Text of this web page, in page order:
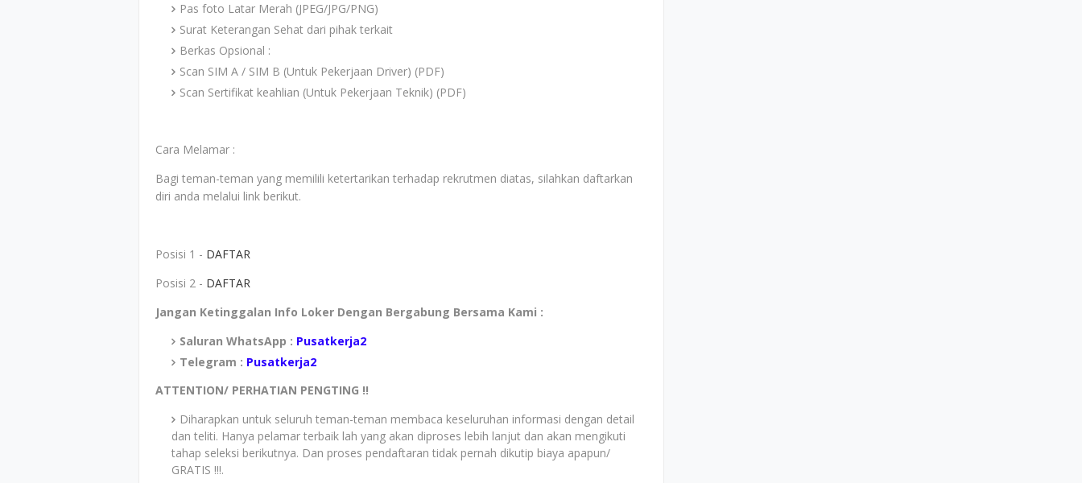
Pas foto Latar Merah (JPEG/JPG/PNG)
Surat Keterangan Sehat dari pihak terkait
Berkas Opsional :
Scan SIM A / SIM B (Untuk Pekerjaan Driver) (PDF)
Scan Sertifikat keahlian (Untuk Pekerjaan Teknik) (PDF)
Cara Melamar :
Bagi teman-teman yang memilili ketertarikan terhadap rekrutmen diatas, silahkan daftarkan
diri anda melalui link berikut.
Posisi 1 - DAFTAR
Posisi 2 - DAFTAR
Jangan Ketinggalan Info Loker Dengan Bergabung Bersama Kami :
Saluran WhatsApp : Pusatkerja2
Telegram : Pusatkerja2
ATTENTION/ PERHATIAN PENGTING !!
Diharapkan untuk seluruh teman-teman membaca keseluruhan informasi dengan detail
dan teliti. Hanya pelamar terbaik lah yang akan diproses lebih lanjut dan akan mengikuti
tahap seleksi berikutnya. Dan proses pendaftaran tidak pernah dikutip biaya apapun/
GRATIS !!!.